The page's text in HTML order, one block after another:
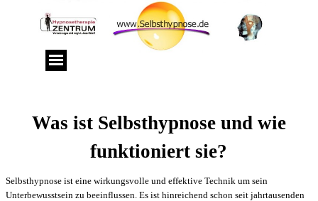
Was ist Selbsthypnose und wie
funktioniert sie?
Selbsthypnose ist eine wirkungsvolle und effektive Technik um sein
Unterbewusstsein zu beeinflussen. Es ist hinreichend schon seit jahrtausenden